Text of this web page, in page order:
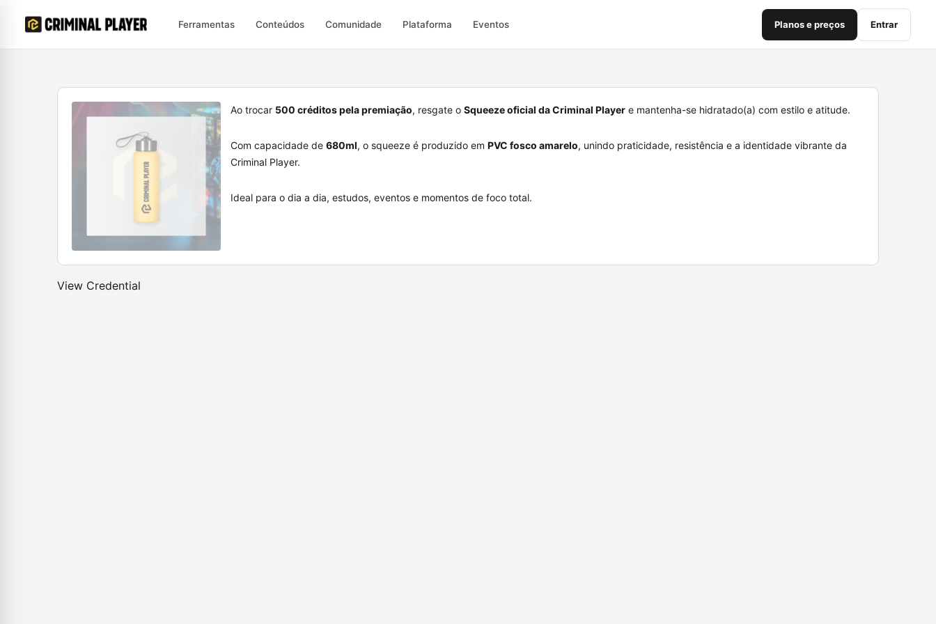
Ferramentas Conteúdos Comunidade Plataforma Eventos Planos e preços Entrar
Ao trocar 500 créditos pela premiação, resgate o Squeeze oficial da Criminal Playere mantenha-se hidratado(a) com estilo e atitude.
Com capacidade de 680ml, o squeeze é produzido em PVC fosco amarelo, unindo praticidade, resistência e a identidade vibrante da
Criminal Player.
Ideal para o dia a dia, estudos, eventos e momentos de foco total.
View Credential